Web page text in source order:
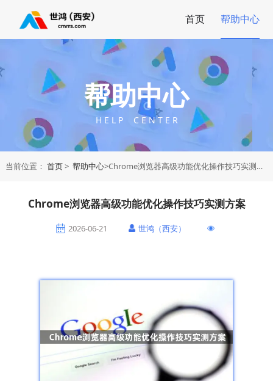
首页 帮助中心
帮助中心
H E L P C E N T E R
当前位置： 首页> 帮助中心>Chrome浏览器高级功能优化操作技巧实测方案
Chrome浏览器高级功能优化操作技巧实测方案
2026-06-21 世鸿（西安）